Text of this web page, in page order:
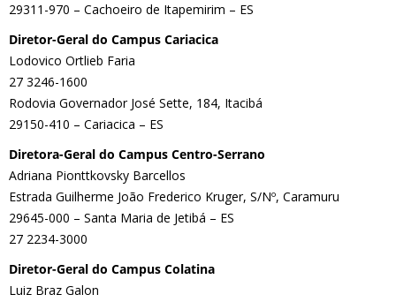
29311-970 – Cachoeiro de Itapemirim – ES
Diretor-Geral do Campus Cariacica
Lodovico Ortlieb Faria
27 3246-1600
Rodovia Governador José Sette, 184, Itacibá
29150-410 – Cariacica – ES
Diretora-Geral do Campus Centro-Serrano
Adriana Pionttkovsky Barcellos
Estrada Guilherme João Frederico Kruger, S/Nº, Caramuru
29645-000 – Santa Maria de Jetibá – ES
27 2234-3000
Diretor-Geral do Campus Colatina
Luiz Braz Galon